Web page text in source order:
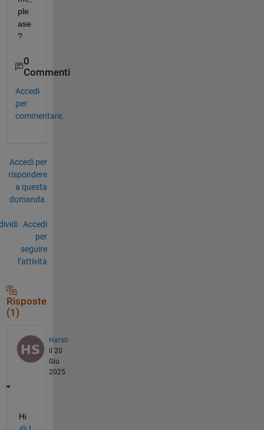
ple
ase
?
0
Commenti
Accedi
per
commentare.
Accedi per
rispondere
a questa
domanda.
Accedi
per
seguire
l’attività
Risposte
(1)
Harsh
il 20
Giu
2025
Hi